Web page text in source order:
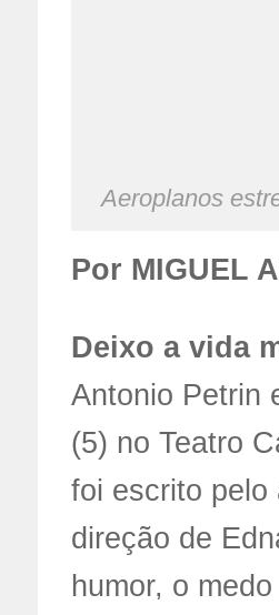
Aeroplanos
Por MIGUEL
Deixo a vida
Antonio Petrin
(5) no Teatro
foi escrito pelo
direção de
humor, o